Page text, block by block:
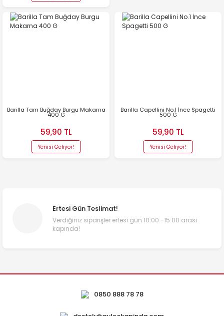
Barilla Tam Buğday Burgu Makarna
400 G
59,90 TL
Yenisi Geliyor!
Barilla Capellini No.1 İnce Spagetti
500 G
59,90 TL
Yenisi Geliyor!
Ertesi Gün Teslimat!
Verdiğiniz siparişler ertesi gün 10:00 -15:00 arası
kapında!
0850 888 78 78